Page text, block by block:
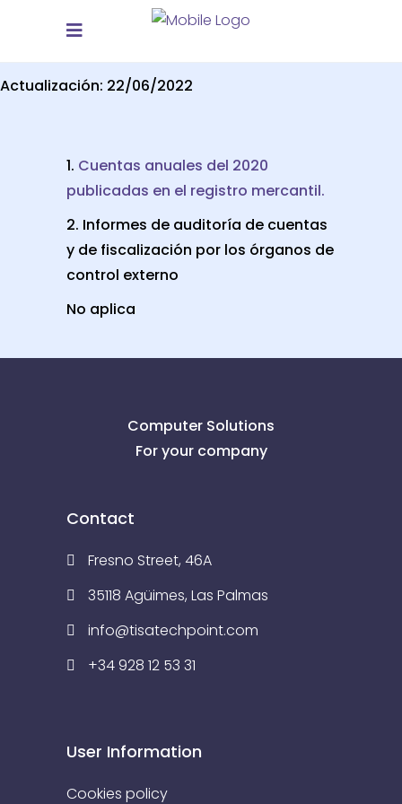
Actualización: 22/06/2022
1. Cuentas anuales del 2020
publicadas en el registro mercantil.
2. Informes de auditoría de cuentas
y de fiscalización por los órganos de
control externo
No aplica
Computer Solutions
For your company
Contact
Fresno Street, 46A
35118 Agüimes, Las Palmas
info@tisatechpoint.com
+34 928 12 53 31
User Information
Cookies policy